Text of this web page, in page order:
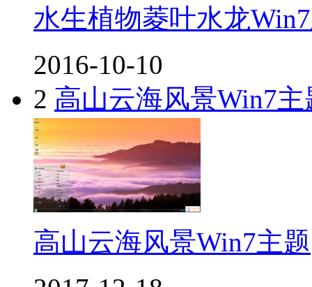
水生植物菱叶水龙
2016-10-10
2 高山云海风景Win7主
高山云海风景Win7主题